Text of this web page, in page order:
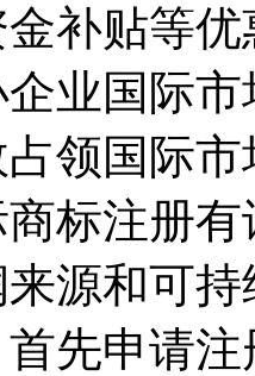
补贴等
业国际
领国际
标注册
源和可
先申请